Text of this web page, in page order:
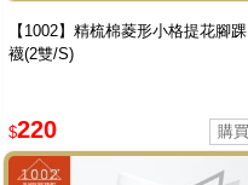
【1002】精梳棉菱形小格提花腳踝
襪(2雙/S)
$220